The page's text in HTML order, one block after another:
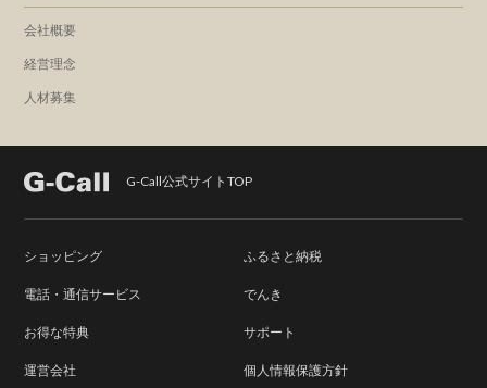
会社概要
経営理念
人材募集
G-Call公式サイトTOP
ショッピング ふるさと納税
電話・通信サービス でんき
お得な特典 サポート
運営会社 個人情報保護方針